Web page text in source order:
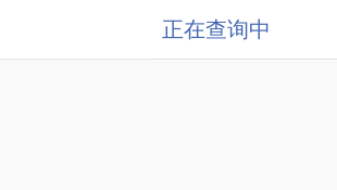
正在查询中